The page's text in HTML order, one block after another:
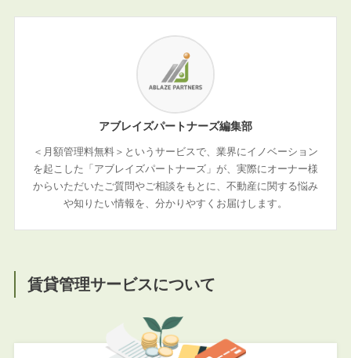
アブレイズパートナーズ編集部
＜月額管理料無料＞というサービスで、業界にイノベーション
を起こした「アブレイズパートナーズ」が、実際にオーナー様
からいただいたご質問やご相談をもとに、不動産に関する悩み
や知りたい情報を、分かりやすくお届けします。
賃貸管理サービスについて